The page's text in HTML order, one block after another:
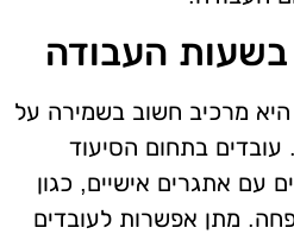
העבודה
מרכיב חשוב בשמירה על
עובדים בתחום הסיעוד
עם אתגרים אישיים, כגון
מתן אפשרות לעובדים